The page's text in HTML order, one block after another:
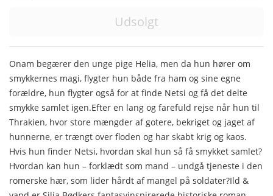
Udsolgt
Onam begærer den unge pige Helia, men da hun hører om
smykkernes magi, flygter hun både fra ham og sine egne
forældre, hun flygter også for at finde Netsi og få det delte
smykke samlet igen.Efter en lang og farefuld rejse når hun til
Thrakien, hvor store mængder af gotere, bekriget og jaget af
hunnerne, er trængt over floden og har skabt krig og kaos.
Hvis hun finder Netsi, hvordan skal hun så få smykket samlet?
Hvordan kan hun – forklædt som mand – undgå tjeneste i den
romerske hær, som lider hårdt af mangel på soldater?Ild &